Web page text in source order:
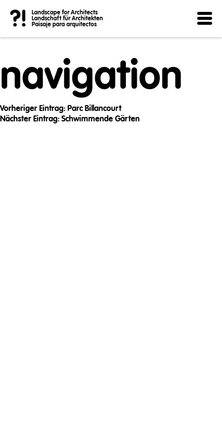
?!
Landscape for Architects
Landschaft für Architekten
Paisaje para arquitectos
Post
navigation
Vorheriger Eintrag: Parc Billancourt
Nächster Eintrag: Schwimmende Gärten